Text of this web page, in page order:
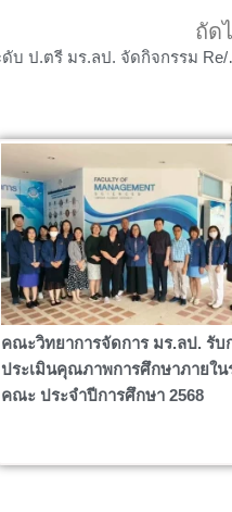
ถัด
สาขาวิชา
คณะวิทยาการจัดการ มร.ลป. รับ
ประเมินคุณภาพการศึกษาภายใน
คณะ ประจำปีการศึกษา 2568